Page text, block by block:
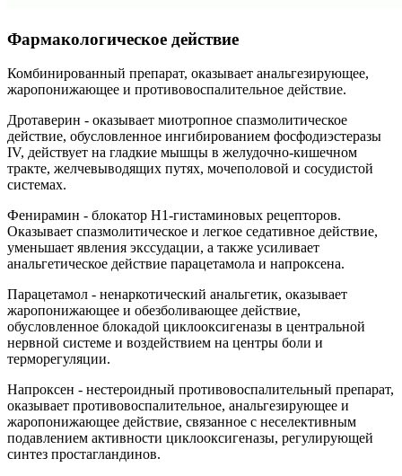
Фармакологическое действие
Комбинированный препарат, оказывает анальгезирующее,
жаропонижающее и противовоспалительное действие.
Дротаверин - оказывает миотропное спазмолитическое
действие, обусловленное ингибированием фосфодиэстеразы
IV, действует на гладкие мышцы в желудочно-кишечном
тракте, желчевыводящих путях, мочеполовой и сосудистой
системах.
Фенирамин - блокатор H1-гистаминовых рецепторов.
Оказывает спазмолитическое и легкое седативное действие,
уменьшает явления экссудации, а также усиливает
анальгетическое действие парацетамола и напроксена.
Парацетамол - ненаркотический анальгетик, оказывает
жаропонижающее и обезболивающее действие,
обусловленное блокадой циклооксигеназы в центральной
нервной системе и воздействием на центры боли и
терморегуляции.
Напроксен - нестероидный противовоспалительный препарат,
оказывает противовоспалительное, анальгезирующее и
жаропонижающее действие, связанное с неселективным
подавлением активности циклооксигеназы, регулирующей
синтез простагландинов.